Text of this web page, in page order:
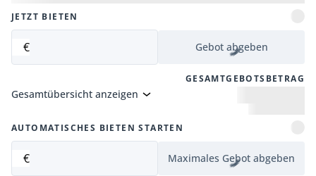
JETZT BIETEN
€ Gebot abgeben
GESAMTGEBOTSBETRAG
Gesamtübersicht anzeigen
AUTOMATISCHES BIETEN STARTEN
€ Maximales Gebot abgeben